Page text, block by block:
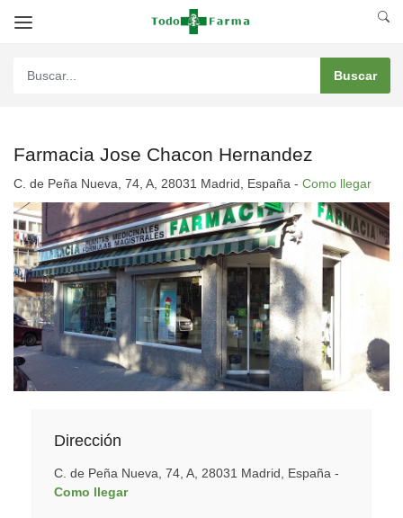
Farmacia Jose Chacon Hernandez
C. de Peña Nueva, 74, A, 28031 Madrid, España - Como llegar
Dirección
C. de Peña Nueva, 74, A, 28031 Madrid, España -
Como llegar